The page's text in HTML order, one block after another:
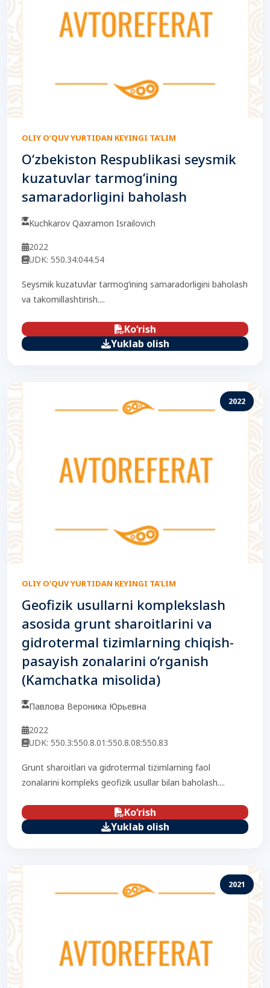
OLIY O‘QUV YURTIDAN KEYINGI TA’LIM
O‘zbekiston Respublikasi seysmik
kuzatuvlar tarmog‘ining
samaradorligini baholash
Kuchkarov Qaxramon Israilovich
2022
UDK: 550.34:044.54
Seysmik kuzatuvlar tarmog‘ining samaradorligini baholash
va takomillashtirish....
Ko‘rish
Yuklab olish
2022
OLIY O‘QUV YURTIDAN KEYINGI TA’LIM
Geofizik usullarni komplekslash
asosida grunt sharoitlarini va
gidrotermal tizimlarning chiqish-
pasayish zonalarini o‘rganish
(Kamchatka misolida)
Павлова Вероника Юрьевна
2022
UDK: 550.3:550.8.01:550.8.08:550.83
Grunt sharoitlari va gidrotermal tizimlarning faol
zonalarini kompleks geofizik usullar bilan baholash....
Ko‘rish
Yuklab olish
2021